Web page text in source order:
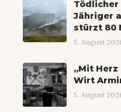
Tödlicher
Jähriger
stürzt 80
5. August
„Mit
Wirt
5. August